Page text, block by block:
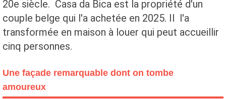
20e siècle. Casa da Bica est la propriété d'un
couple belge qui l'a achetée en 2025. Il l'a
transformée en maison à louer qui peut accueillir
cinq personnes.
Une façade remarquable dont on tombe
amoureux